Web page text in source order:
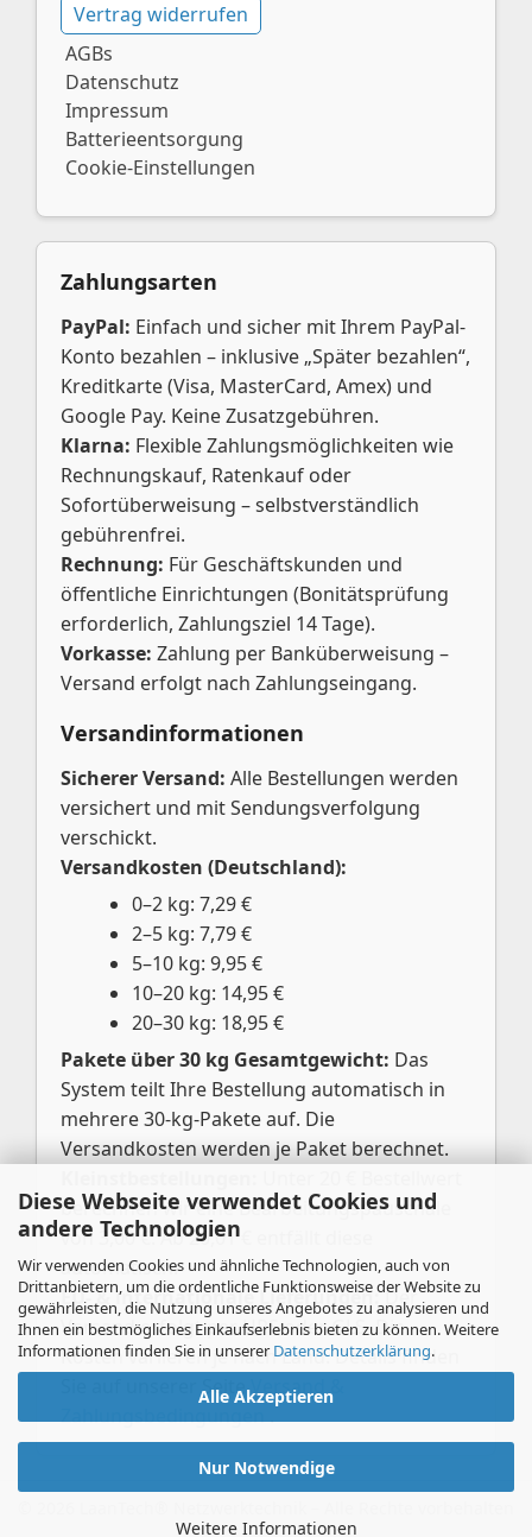
Diese Webseite verwendet Cookies und
andere Technologien
Wir verwenden Cookies und ähnliche Technologien, auch von
Drittanbietern, um die ordentliche Funktionsweise der Website zu
gewährleisten, die Nutzung unseres Angebotes zu analysieren und
Ihnen ein bestmögliches Einkaufserlebnis bieten zu können. Weitere
Informationen finden Sie in unserer Datenschutzerklärung.
Alle Akzeptieren
Nur Notwendige
Weitere Informationen
Vertrag widerrufen
AGBs
Datenschutz
Impressum
Batterieentsorgung
Cookie-Einstellungen
Zahlungsarten
PayPal: Einfach und sicher mit Ihrem PayPal-
Konto bezahlen – inklusive „Später bezahlen“,
Kreditkarte (Visa, MasterCard, Amex) und
Google Pay. Keine Zusatzgebühren.
Klarna: Flexible Zahlungsmöglichkeiten wie
Rechnungskauf, Ratenkauf oder
Sofortüberweisung – selbstverständlich
gebührenfrei.
Rechnung: Für Geschäftskunden und
öffentliche Einrichtungen (Bonitätsprüfung
erforderlich, Zahlungsziel 14 Tage).
Vorkasse: Zahlung per Banküberweisung –
Versand erfolgt nach Zahlungseingang.
Versandinformationen
Sicherer Versand: Alle Bestellungen werden
versichert und mit Sendungsverfolgung
verschickt.
Versandkosten (Deutschland):
0–2 kg: 7,29 €
2–5 kg: 7,79 €
5–10 kg: 9,95 €
10–20 kg: 14,95 €
20–30 kg: 18,95 €
Pakete über 30 kg Gesamtgewicht: Das
System teilt Ihre Bestellung automatisch in
mehrere 30-kg-Pakete auf. Die
Versandkosten werden je Paket berechnet.
berechnen wir eine Bearbeitungspauschale
von 3,00 €. Ab 20,01 € entfällt diese
automatisch.
EU- & internationale Lieferungen:Der
Versand erfolgt per UPS oder GLS. Die
Kosten variieren je nach Land. Details finden
Sie auf unserer Seite Versand &
Zahlungsbedingungen.